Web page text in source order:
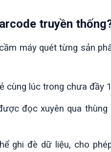
truyền
máy quét từng sản
cùng lúc trong chưa đầy
đọc xuyên qua thùng
ghi đè dữ liệu, cho